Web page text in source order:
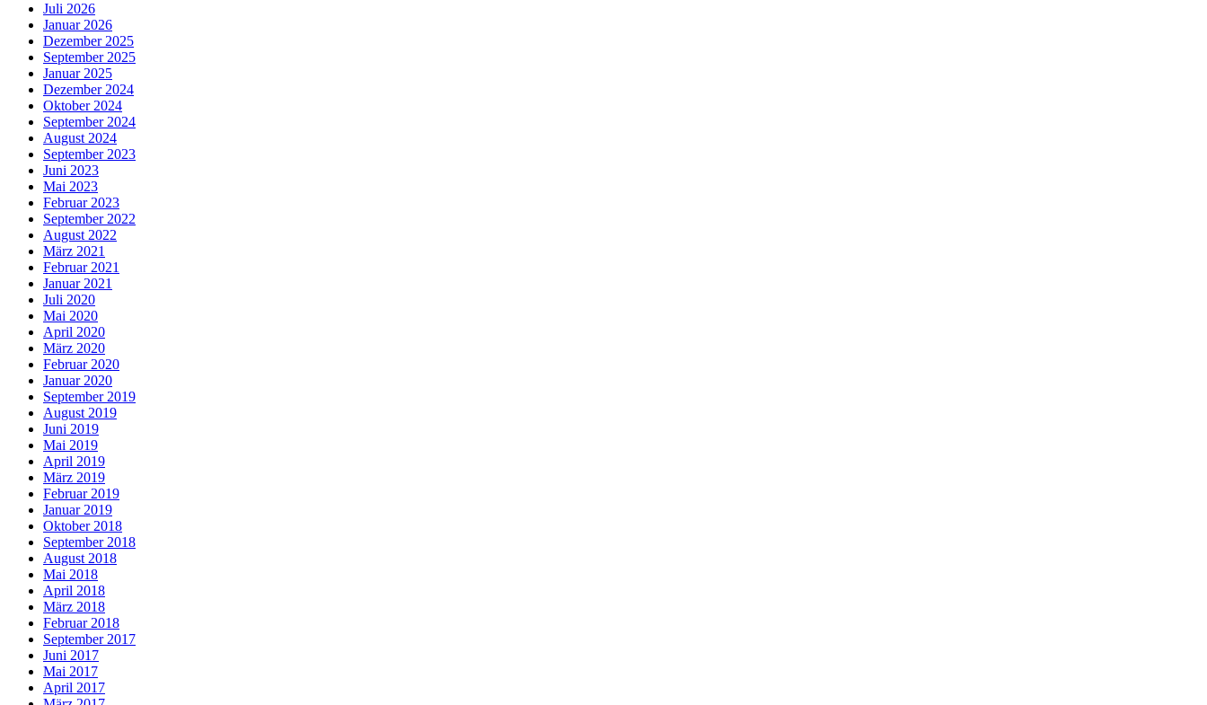
Juli 2026
Januar 2026
Dezember 2025
September 2025
Januar 2025
Dezember 2024
Oktober 2024
September 2024
August 2024
September 2023
Juni 2023
Mai 2023
Februar 2023
September 2022
August 2022
März 2021
Februar 2021
Januar 2021
Juli 2020
Mai 2020
April 2020
März 2020
Februar 2020
Januar 2020
September 2019
August 2019
Juni 2019
Mai 2019
April 2019
März 2019
Februar 2019
Januar 2019
Oktober 2018
September 2018
August 2018
Mai 2018
April 2018
März 2018
Februar 2018
September 2017
Juni 2017
Mai 2017
April 2017